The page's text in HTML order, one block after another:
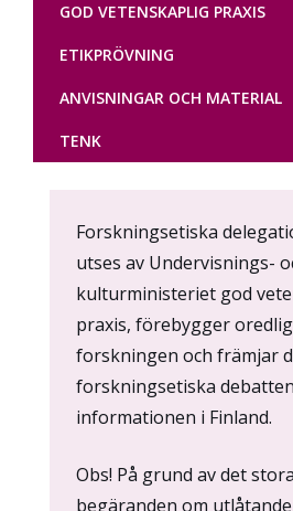
GOD VETENSKAPLIG PRAXIS
ETIKPRÖVNING
ANVISNINGAR OCH MATERIAL
TENK
Content
markup
Forskningsetiska
utses av Undervisnings-
kulturministeriet god
praxis, förebygger
forskningen och främjar
forskningsetiska
informationen i Finland.
Obs! På grund av det
begäranden om